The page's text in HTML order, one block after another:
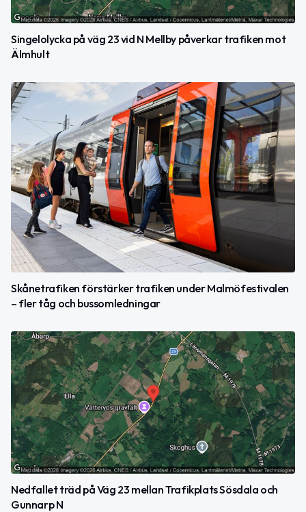
Singelolycka på väg 23 vid N Mellby påverkar trafiken mot
Älmhult
Skånetrafiken förstärker trafiken under Malmöfestivalen
– fler tåg och bussomledningar
Nedfallet träd på Väg 23 mellan Trafikplats Sösdala och
Gunnarp N